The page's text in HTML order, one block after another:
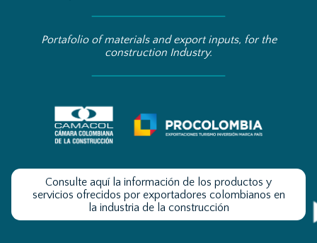
Portafolio of materials and export inputs, for the
construction Industry.
Consulte aquí la información de los productos y
servicios ofrecidos por exportadores colombianos en
la industria de la construcción